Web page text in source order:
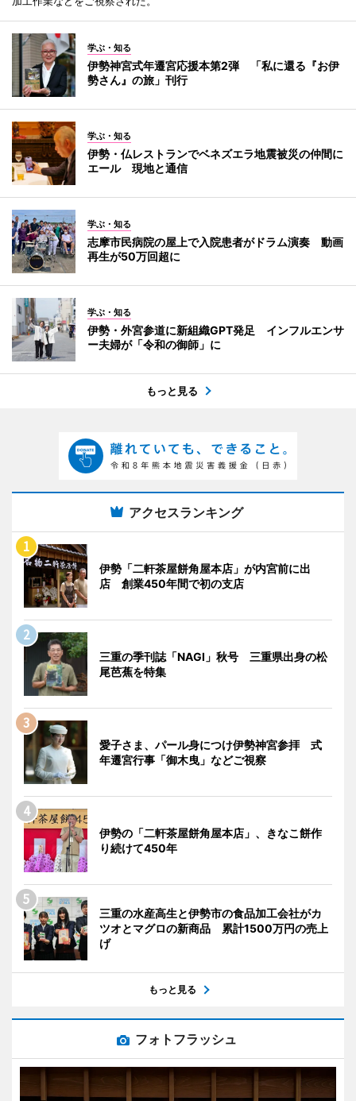
学ぶ・知る
伊勢神宮式年遷宮応援本第2弾 「私に還る『お伊
勢さん』の旅」刊行
学ぶ・知る
伊勢・仏レストランでベネズエラ地震被災の仲間に
エール 現地と通信
学ぶ・知る
志摩市民病院の屋上で入院患者がドラム演奏 動画
再生が50万回超に
学ぶ・知る
伊勢・外宮参道に新組織GPT発足 インフルエンサ
ー夫婦が「令和の御師」に
もっと見る
アクセスランキング
伊勢「二軒茶屋餅角屋本店」が内宮前に出
店 創業450年間で初の支店
三重の季刊誌「NAGI」秋号 三重県出身の松
尾芭蕉を特集
愛子さま、パール身につけ伊勢神宮参拝 式
年遷宮行事「御木曳」などご視察
伊勢の「二軒茶屋餅角屋本店」、きなこ餅作
り続けて450年
三重の水産高生と伊勢市の食品加工会社がカ
ツオとマグロの新商品 累計1500万円の売上
げ
もっと見る
フォトフラッシュ